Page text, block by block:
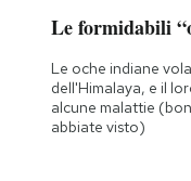
Le formidabili
Le oche indiane
dell'Himalaya, e il
alcune malattie
abbiate visto)